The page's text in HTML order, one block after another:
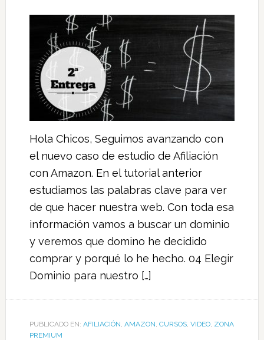
Hola Chicos, Seguimos avanzando con
el nuevo caso de estudio de Afiliación
con Amazon. En el tutorial anterior
estudiamos las palabras clave para ver
de que hacer nuestra web. Con toda esa
información vamos a buscar un dominio
y veremos que domino he decidido
comprar y porqué lo he hecho. 04 Elegir
Dominio para nuestro […]
PUBLICADO EN: AFILIACIÓN, AMAZON, CURSOS, VIDEO, ZONA
PREMIUM